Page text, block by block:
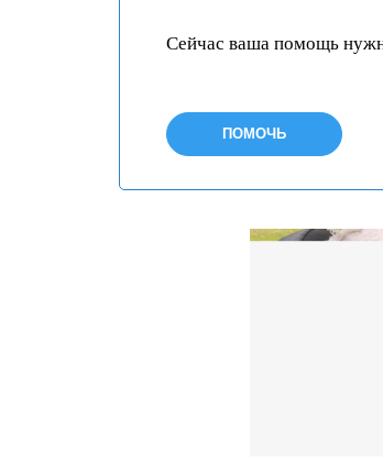
Сейчас ваша помощь
ПОМОЧЬ